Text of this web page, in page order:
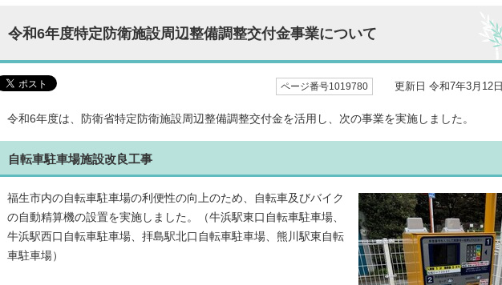
令和6年度特定防衛施設周辺整備調整交付金事業について
ページ番号1019780 更新日 令和7年3月12日
令和6年度は、防衛省特定防衛施設周辺整備調整交付金を活用し、次の事業を実施しました。
自転車駐車場施設改良工事
福生市内の自転車駐車場の利便性の向上のため、自転車及びバイク
の自動精算機の設置を実施しました。（牛浜駅東口自転車駐車場、
牛浜駅西口自転車駐車場、拝島駅北口自転車駐車場、熊川駅東自転
車駐車場）